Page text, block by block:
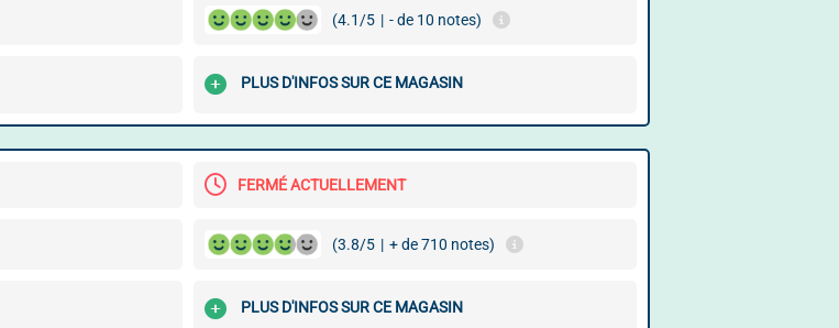
(4.1/5 | - de 10 notes)
PLUS D'INFOS SUR CE MAGASIN
FERMÉ ACTUELLEMENT
(3.8/5 | + de 710 notes)
PLUS D'INFOS SUR CE MAGASIN